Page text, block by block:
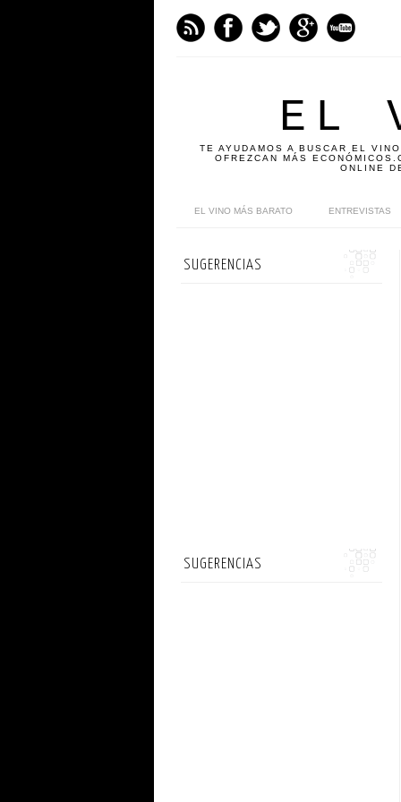
EL
TE AYUDAMOS A BUSCAR EL
OFREZCAN MÁS
ONLINE
EL VINO MÁS BARATO ENTREVISTAS
SUGERENCIAS
SUGERENCIAS